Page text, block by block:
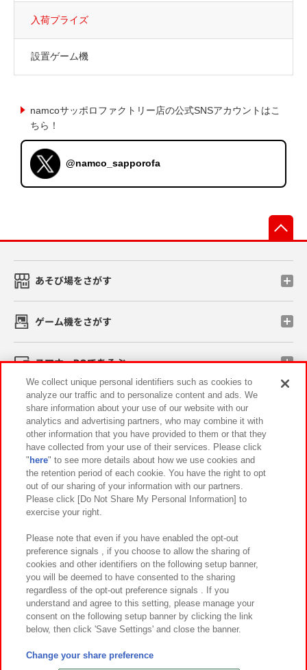
入荷プライズ
設置ゲーム機
namcoサッポロファクトリー店の公式SNSアカウントはこ
ちら！
@namco_sapporofa
あそび場をさがす
ゲーム機をさがす
スマホ・PCであそぶ
イベント・キャンペーン
関連会社 サステナビリティ サイトポリシー
プライバシーポリシー ウェブアクセシビリティ方針と検証結果
お取引先さまとともに
カスタマーハラスメント対応方針 よくあるご質問・お問い合わせ
©Bandai Namco Amusement Inc.
©Bandai Namco Amusement Lab Inc.
We collect unique personal identifiers such as cookies to
analyze our traffic and to personalize content and ads. We
share information about your use of our website with our
analytics and advertising partners, who may combine it with
other information that you have provided to them or that they
have collected from your use of their services. Please click
" here" to see more details about how we use cookies and
the retention period of each cookie. You have the right to opt
out of our sharing of your information with our partners.
Please click [Do Not Share My Personal Information] to
exercise your right.
Please note that even if you have enabled the opt-out
preference signals , if you choose to allow the sharing of
cookies and other identifiers on the following setup banner,
you will be deemed to have consented to the sharing
regardless of the opt-out preference signals . If you
understand and agree to this setting, please manage your
consent on the following setup banner by clicking the link
below, then click 'Save Settings' and close the banner.
Change your share preference